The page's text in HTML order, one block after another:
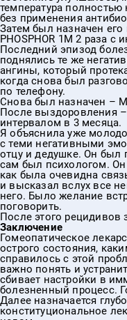
температура
без применения
Затем был назначен
PHOSPHOR 1M 2 раза с
Последний эпизод
поднялись те же
ангины, который
когда снова был
по телефону.
Снова был назначен –
После выздоровления
интервалом в 3 месяца.
Я объяснила уже
с теми негативными
отцу и дедушке. Он был
сам был психологом. Он
как была очевидна
и высказал вслух все
него. Было желание
поговорить.
После этого рецидивов
Заключение
Гомеопатическое
острого состояния,
справилось с этой
важно понять и
сбивает настройки в
болезненный процесс.
Далее назначается
конституциональное